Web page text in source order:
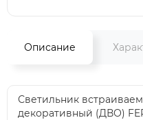
Описание
Светильник
декоративный (ДВО)